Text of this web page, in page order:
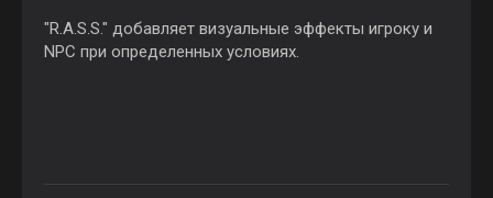
"R.A.S.S." добавляет визуальные эффекты игроку и
NPC при определенных условиях.